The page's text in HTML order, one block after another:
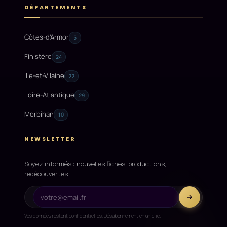
DÉPARTEMENTS
Côtes-d'Armor 5
Finistère 24
Ille-et-Vilaine 22
Loire-Atlantique 29
Morbihan 10
NEWSLETTER
Soyez informés : nouvelles fiches, productions,
redécouvertes.
Vos données restent confidentielles. Désabonnement en un clic.